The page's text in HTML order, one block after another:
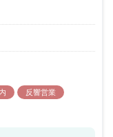
反響営業